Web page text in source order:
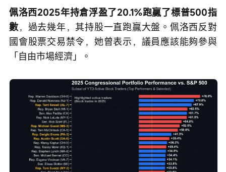
佩洛西2025年持倉浮盈了20.1%跑贏了標普500指
數，過去幾年，其持股一直跑贏大盤。佩洛西反對
國會股票交易禁令，她曾表示，議員應該能夠參與
「自由市場經濟」。